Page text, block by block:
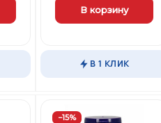
В корзину
В 1 КЛИК
−15%